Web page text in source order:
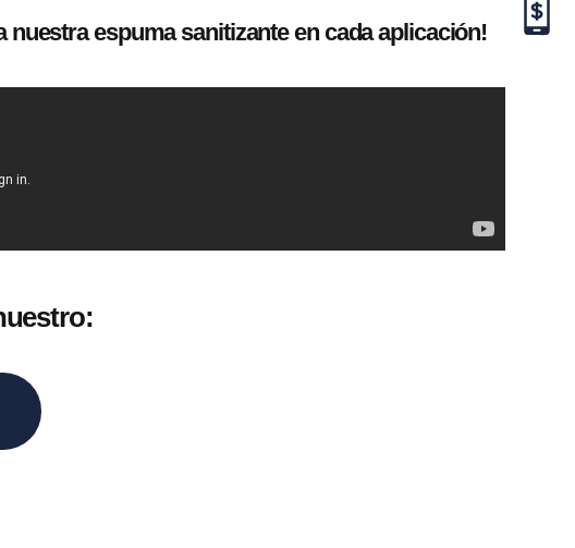
nuestra espuma sanitizante en cada aplicación!